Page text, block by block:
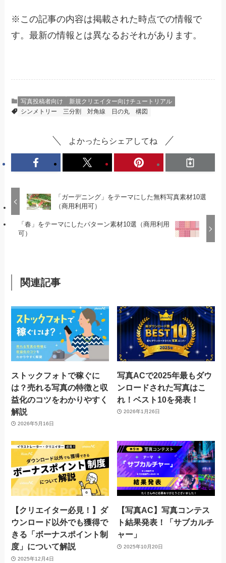
※ この記事の内容は掲載された時点での情報で
す。最新の情報とは異なるおそれがあります。
写真投稿者向け
新規クリエイター向けチュートリアル
シンメトリー
三分割 対角線 日の丸 構図
よかったらシェアしてね
「ガーデニング」をテーマにした無料写真素材10選
（商用利用可）
「春」をテーマにしたパターン素材10選（商用利用
可）
関連記事
ストックフォトで稼ぐに
は？売れる写真の特徴と収
益化のコツをわかりやすく
解説
2026年5月16日
写真ACで2025年最もダウ
ンロードされた写真はこ
れ！ベスト10を発表！
2026年1月26日
【クリエイター必見！】ダ
ウンロード以外でも獲得で
きる「ボーナスポイント制
度」について解説
2025年12月4日
【写真AC】写真コンテス
ト結果発表！「サブカルチ
ャー」
2025年10月20日